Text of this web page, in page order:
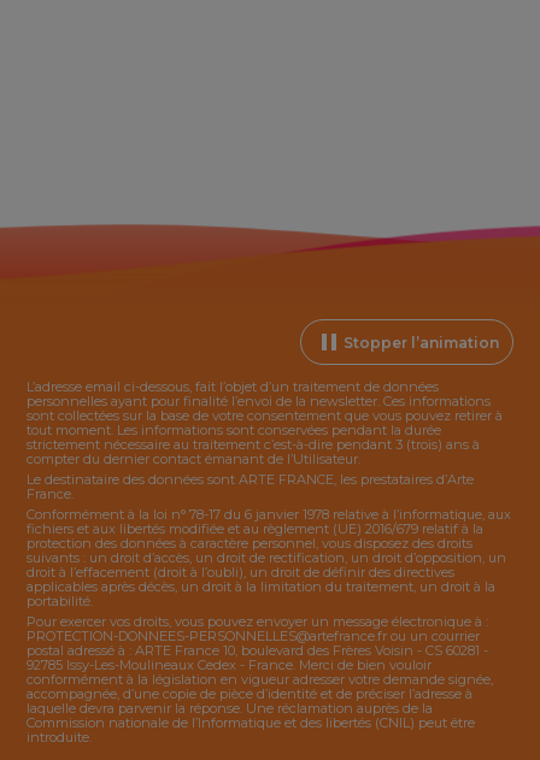
Stopper l’animation
L’adresse email ci-dessous, fait l’objet d’un traitement de données
personnelles ayant pour finalité l’envoi de la newsletter. Ces informations
sont collectées sur la base de votre consentement que vous pouvez retirer à
tout moment. Les informations sont conservées pendant la durée
strictement nécessaire au traitement c’est-à-dire pendant 3 (trois) ans à
compter du dernier contact émanant de l’Utilisateur.
Le destinataire des données sont ARTE FRANCE, les prestataires d’Arte
France.
Conformément à la loi n° 78-17 du 6 janvier 1978 relative à l’informatique, aux
fichiers et aux libertés modifiée et au règlement (UE) 2016/679 relatif à la
protection des données à caractère personnel, vous disposez des droits
suivants : un droit d’accès, un droit de rectification, un droit d’opposition, un
droit à l’effacement (droit à l’oubli), un droit de définir des directives
applicables après décès, un droit à la limitation du traitement, un droit à la
portabilité.
Pour exercer vos droits, vous pouvez envoyer un message électronique à :
PROTECTION-DONNEES-PERSONNELLES@artefrance.fr ou un courrier
postal adressé à : ARTE France 10, boulevard des Frères Voisin - CS 60281 -
92785 Issy-Les-Moulineaux Cedex - France. Merci de bien vouloir
conformément à la législation en vigueur adresser votre demande signée,
accompagnée, d’une copie de pièce d’identité et de préciser l’adresse à
laquelle devra parvenir la réponse. Une réclamation auprès de la
Commission nationale de l’Informatique et des libertés (CNIL) peut être
introduite.